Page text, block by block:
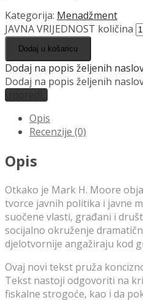
Kategorija: Menadžment
JAVNA VRIJEDNOST količina
Dodaj u košaricu
Dodaj na popis željenih
Dodaj na popis željenih
Opis
Recenzije (0)
Opis
Otkako je Mark H. Moore
tvorce javnih politika i javne
suočene vlasti, građani i
socijalno okruženje
djelotvornije angažiraju kod
Ovaj novi tekst pruža
Tekst nastoji odgovoriti na
fiskalne strogoće, kao i da